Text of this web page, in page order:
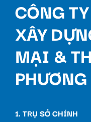
CÔNG
XÂY
MẠI &
1. TRỤ SỞ CHÍNH